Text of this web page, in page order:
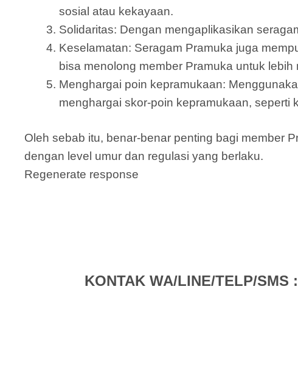
sosial atau kekayaan.
Solidaritas: Dengan mengaplikasikan
Keselamatan: Seragam Pramuka juga
bisa menolong member Pramuka untuk
Menghargai poin kepramukaan:
menghargai skor-poin kepramukaan, seperti
Oleh sebab itu, benar-benar penting bagi member
dengan level umur dan regulasi yang berlaku.
Regenerate response
KONTAK WA/LINE/TELP/SMS